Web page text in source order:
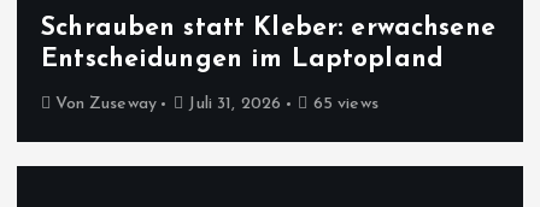
Schrauben statt Kleber: erwachsene
Entscheidungen im Laptopland
Von Zuseway Juli 31, 2026 65 views